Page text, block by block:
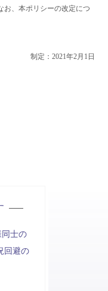
お、本ポリシーの改定につ
制定：2021年2月1日
士の
回避の